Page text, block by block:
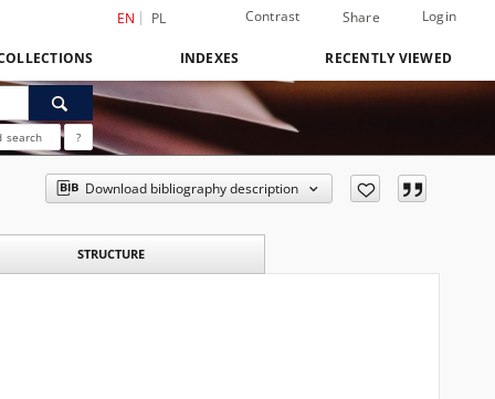
EN PL Contrast Share Login
INDEXES RECENTLY VIEWED
search ?
Download bibliography description
STRUCTURE